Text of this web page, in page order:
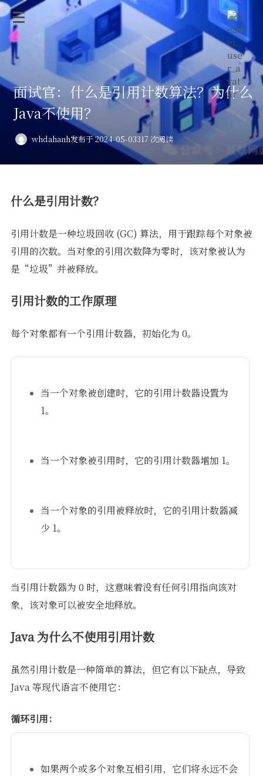
面试官：什么是引用计数算法？为什么
Java不使用？
whdahanh发布于 2024-05-03317 次阅读
什么是引用计数？
引用计数是一种垃圾回收 (GC) 算法，用于跟踪每个对象被
引用的次数。当对象的引用次数降为零时，该对象被认为
是“垃圾”并被释放。
引用计数的工作原理
每个对象都有一个引用计数器，初始化为 0。
当一个对象被创建时，它的引用计数器设置为
1。
当一个对象被引用时，它的引用计数器增加 1。
当一个对象的引用被释放时，它的引用计数器减
少 1。
当引用计数器为 0 时，这意味着没有任何引用指向该对
象，该对象可以被安全地释放。
Java 为什么不使用引用计数
虽然引用计数是一种简单的算法，但它有以下缺点，导致
Java 等现代语言不使用它：
循环引用：
如果两个或多个对象互相引用，它们将永远不会